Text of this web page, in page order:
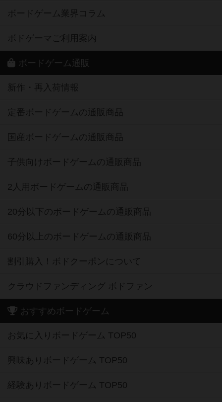
ボードゲーム業界コラム
ボドゲーマご利用案内
ボードゲーム通販
新作・再入荷情報
定番ボードゲームの通販商品
国産ボードゲームの通販商品
子供向けボードゲームの通販商品
2人用ボードゲームの通販商品
20分以下のボードゲームの通販商品
60分以上のボードゲームの通販商品
割引購入！ボドクーポンについて
クラウドファンディング ボドファン
おすすめボードゲーム
お気に入りボードゲーム TOP50
興味ありボードゲーム TOP50
経験ありボードゲーム TOP50